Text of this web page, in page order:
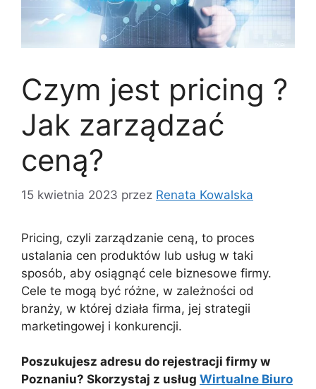
Czym jest pricing ?
Jak zarządzać
ceną?
15 kwietnia 2023 przez Renata Kowalska
Pricing, czyli zarządzanie ceną, to proces
ustalania cen produktów lub usług w taki
sposób, aby osiągnąć cele biznesowe firmy.
Cele te mogą być różne, w zależności od
branży, w której działa firma, jej strategii
marketingowej i konkurencji.
Poszukujesz adresu do rejestracji firmy w
Poznaniu? Skorzystaj z usług Wirtualne Biuro